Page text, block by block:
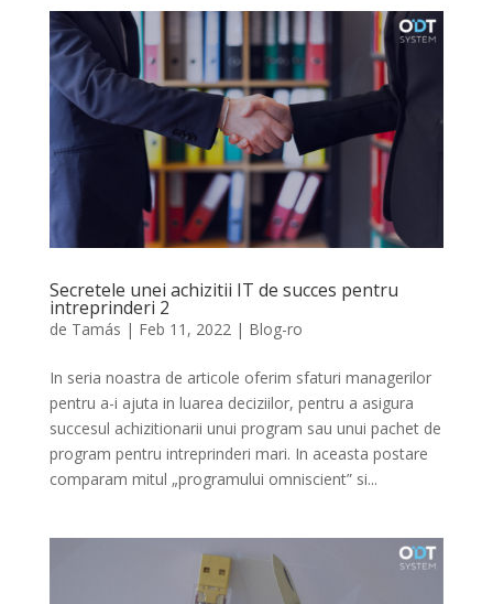
Secretele unei achizitii IT de succes pentru
intreprinderi 2
de Tamás | Feb 11, 2022| Blog-ro
In seria noastra de articole oferim sfaturi managerilor
pentru a-i ajuta in luarea deciziilor, pentru a asigura
succesul achizitionarii unui program sau unui pachet de
program pentru intreprinderi mari. In aceasta postare
comparam mitul „programului omniscient” si...